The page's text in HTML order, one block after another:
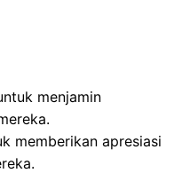
menjamin
memberikan apresiasi